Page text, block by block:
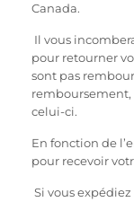
Canada.
Il vous
pour retourner
sont pas
remboursement,
celui-ci.
En fonction de
pour recevoir
Si vous